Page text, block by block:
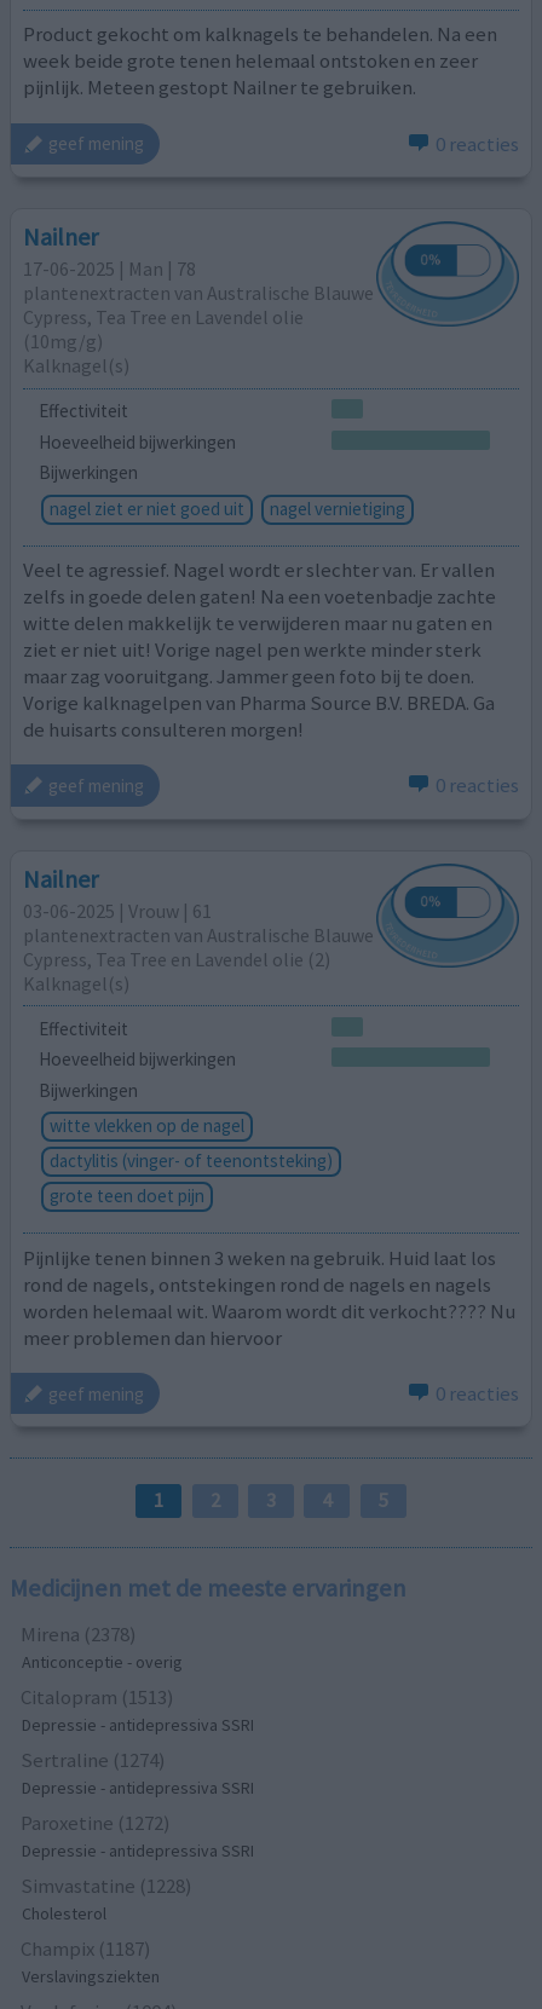
Product gekocht om kalknagels te behandelen. Na een
week beide grote tenen helemaal ontstoken en zeer
pijnlijk. Meteen gestopt Nailner te gebruiken.
geef mening 0 reacties
Nailner
17-06-2025 | Man | 78
plantenextracten van Australische Blauwe
Cypress, Tea Tree en Lavendel olie
(10mg/g)
Kalknagel(s)
Effectiviteit
Hoeveelheid bijwerkingen
Bijwerkingen
nagel ziet er niet goed uit
nagel vernietiging
Veel te agressief. Nagel wordt er slechter van. Er vallen
zelfs in goede delen gaten! Na een voetenbadje zachte
witte delen makkelijk te verwijderen maar nu gaten en
ziet er niet uit! Vorige nagel pen werkte minder sterk
maar zag vooruitgang. Jammer geen foto bij te doen.
Vorige kalknagelpen van Pharma Source B.V. BREDA. Ga
de huisarts consulteren morgen!
geef mening 0 reacties
Nailner
03-06-2025 | Vrouw | 61
plantenextracten van Australische Blauwe
Cypress, Tea Tree en Lavendel olie (2)
Kalknagel(s)
Effectiviteit
Hoeveelheid bijwerkingen
Bijwerkingen
witte vlekken op de nagel
dactylitis (vinger- of teenontsteking)
grote teen doet pijn
Pijnlijke tenen binnen 3 weken na gebruik. Huid laat los
rond de nagels, ontstekingen rond de nagels en nagels
worden helemaal wit. Waarom wordt dit verkocht???? Nu
meer problemen dan hiervoor
geef mening 0 reacties
1 2 3 4 5
Medicijnen met de meeste ervaringen
Mirena (2378)
Anticonceptie - overig
Citalopram (1513)
Depressie - antidepressiva SSRI
Sertraline (1274)
Depressie - antidepressiva SSRI
Paroxetine (1272)
Depressie - antidepressiva SSRI
Simvastatine (1228)
Cholesterol
Champix (1187)
Verslavingsziekten